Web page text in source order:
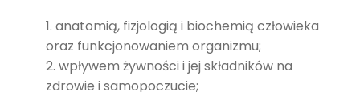
anatomią, fizjologią i biochemią człowieka
oraz funkcjonowaniem organizmu;
wpływem żywności i jej składników na
zdrowie i samopoczucie;